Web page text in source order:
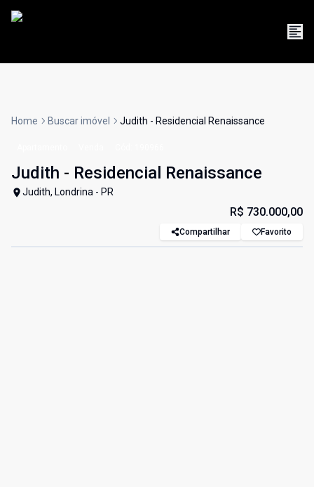
Home Buscar imóvel Judith - Residencial Renaissance
Judith - Residencial Renaissance
Judith, Londrina - PR
R$ 730.000,00
Compartilhar Favorito